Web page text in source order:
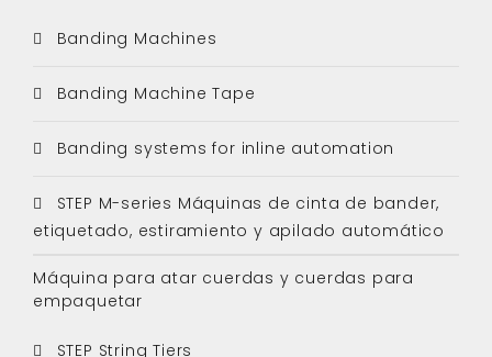
Banding Machines
Banding Machine Tape
Banding systems for inline automation
STEP M-series Máquinas de cinta de bander,
etiquetado, estiramiento y apilado automático
Máquina para atar cuerdas y cuerdas para
empaquetar
STEP String Tiers